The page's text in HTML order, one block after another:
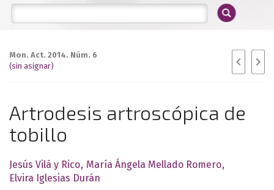
Mon. Act. 2014. Núm. 6
(sin asignar)
Artrodesis artroscópica de
tobillo
Jesús Vilá y Rico María Ángela Mellado Romero
Elvira Iglesias Durán